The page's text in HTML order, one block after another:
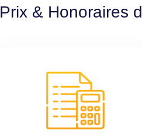
Prix & Honoraires